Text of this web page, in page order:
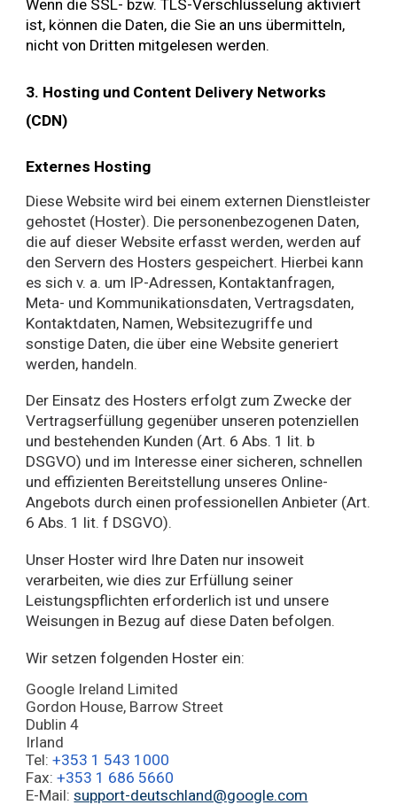
Wenn die SSL- bzw. TLS-Verschlüsselung aktiviert
ist, können die Daten, die Sie an uns übermitteln,
nicht von Dritten mitgelesen werden.
3. Hosting und Content Delivery Networks
(CDN)
Externes Hosting
Diese Website wird bei einem externen Dienstleister
gehostet (Hoster). Die personenbezogenen Daten,
die auf dieser Website erfasst werden, werden auf
den Servern des Hosters gespeichert. Hierbei kann
es sich v. a. um IP-Adressen, Kontaktanfragen,
Meta- und Kommunikationsdaten, Vertragsdaten,
Kontaktdaten, Namen, Websitezugriffe und
sonstige Daten, die über eine Website generiert
werden, handeln.
Der Einsatz des Hosters erfolgt zum Zwecke der
Vertragserfüllung gegenüber unseren potenziellen
und bestehenden Kunden (Art. 6 Abs. 1 lit. b
DSGVO) und im Interesse einer sicheren, schnellen
und effizienten Bereitstellung unseres Online-
Angebots durch einen professionellen Anbieter (Art.
6 Abs. 1 lit. f DSGVO).
Unser Hoster wird Ihre Daten nur insoweit
verarbeiten, wie dies zur Erfüllung seiner
Leistungspflichten erforderlich ist und unsere
Weisungen in Bezug auf diese Daten befolgen.
Wir setzen folgenden Hoster ein:
Google Ireland Limited
Gordon House, Barrow Street
Dublin 4
Irland
Tel:+353 1 543 1000
Fax:+353 1 686 5660
E-Mail:support-deutschland@google.com